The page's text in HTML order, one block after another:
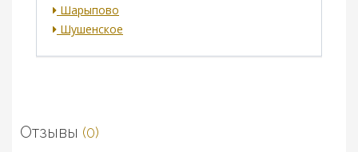
Шарыпово
Шушенское
Отзывы (0)